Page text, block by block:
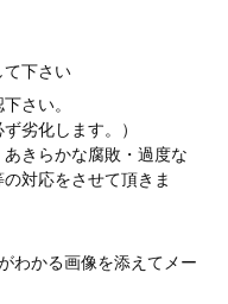
て下さい
さい。
劣化します。）
きらかな腐敗・過度な
対応をさせて頂きま
わかる画像を添えてメー